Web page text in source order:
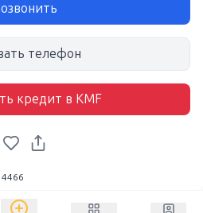
телефон
кредит в KMF
4466